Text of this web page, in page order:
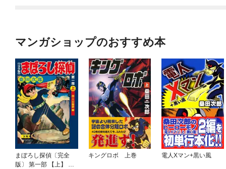
マンガショップのおすすめ本
まぼろし探偵〔完全
版〕 第一部 【上】 四･
キングロボ 上巻 電人Xマン+黒い風